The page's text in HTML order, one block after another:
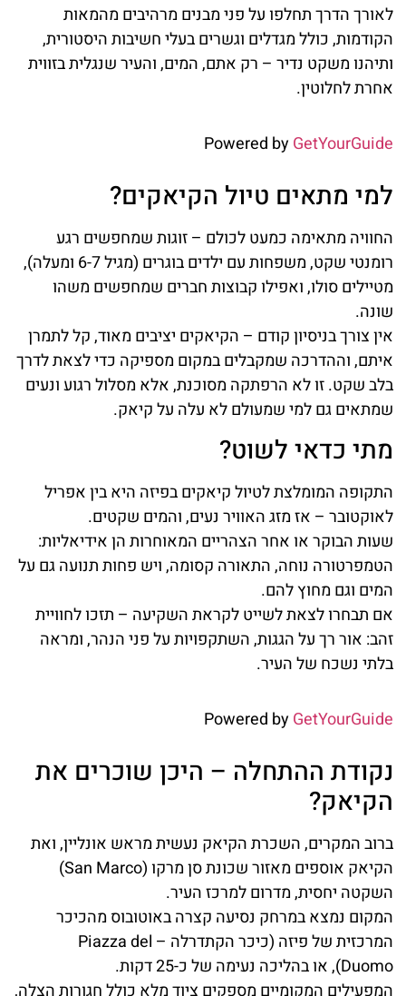
לאורך הדרך תחלפו על פני מבנים מרהיבים מהמאות
הקודמות, כולל מגדלים וגשרים בעלי חשיבות היסטורית,
ותיהנו משקט נדיר – רק אתם, המים, והעיר שנגלית בזווית
אחרת לחלוטין.
Powered byGetYourGuide
למי מתאים טיול הקיאקים?
החוויה מתאימה כמעט לכולם – זוגות שמחפשים רגע
רומנטי שקט, משפחות עם ילדים בוגרים (מגיל 6-7 ומעלה),
מטיילים סולו, ואפילו קבוצות חברים שמחפשים משהו
שונה.
אין צורך בניסיון קודם – הקיאקים יציבים מאוד, קל לתמרן
איתם, וההדרכה שמקבלים במקום מספיקה כדי לצאת לדרך
בלב שקט. זו לא הרפתקה מסוכנת, אלא מסלול רגוע ונעים
שמתאים גם למי שמעולם לא עלה על קיאק.
מתי כדאי לשוט?
התקופה המומלצת לטיול קיאקים בפיזה היא בין אפריל
לאוקטובר – אז מזג האוויר נעים, והמים שקטים.
שעות הבוקר או אחר הצהריים המאוחרות הן אידיאליות:
הטמפרטורה נוחה, התאורה קסומה, ויש פחות תנועה גם על
המים וגם מחוץ להם.
אם תבחרו לצאת לשייט לקראת השקיעה – תזכו לחוויית
זהב: אור רך על הגגות, השתקפויות על פני הנהר, ומראה
בלתי נשכח של העיר.
Powered byGetYourGuide
נקודת ההתחלה – היכן שוכרים את
הקיאק?
ברוב המקרים, השכרת הקיאק נעשית מראש אונליין, ואת
הקיאק אוספים מאזור שכונת סן מרקו (San Marco)
השקטה יחסית, מדרום למרכז העיר.
המקום נמצא במרחק נסיעה קצרה באוטובוס מהכיכר
המרכזית של פיזה (כיכר הקתדרלה – Piazza del
Duomo), או בהליכה נעימה של כ-25 דקות.
המפעילים המקומיים מספקים ציוד מלא כולל חגורות הצלה,